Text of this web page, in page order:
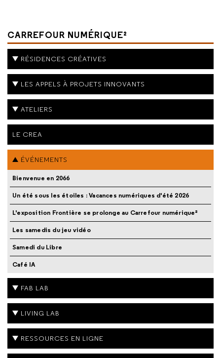
CARREFOUR NUMÉRIQUE²
RÉSIDENCES CRÉATIVES
LES APPELS À PROJETS INNOVANTS
ATELIERS
LE CREA
ÉVÉNEMENTS
Bienvenue en 2066
Un été sous les étoiles : Vacances numériques d'été 2026
L'exposition Frontière se prolonge au Carrefour numérique²
Les samedis du jeu vidéo
Samedi du Libre
Café IA
FAB LAB
LIVING LAB
RESSOURCES EN LIGNE